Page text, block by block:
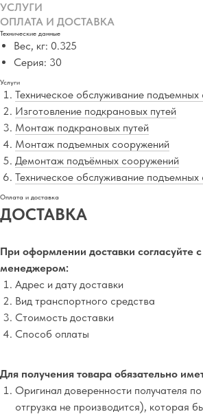
УСЛУГИ
ОПЛАТА И ДОСТАВКА
Технические данные
Вес, кг: 0.325
Серия: 30
Услуги
Техническое обслуживание
Изготовление подкрановых путей
Монтаж подкрановых путей
Монтаж подъемных сооружений
Демонтаж подъёмных сооружений
Техническое обслуживание
Оплата и доставка
ДОСТАВКА
При оформлении доставки согласуйте
менеджером:
Адрес и дату доставки
Вид транспортного средства
Стоимость доставки
Способ оплаты
Для получения товара обязательно
Оригинал доверенности получателя
отгрузка не производится), которая